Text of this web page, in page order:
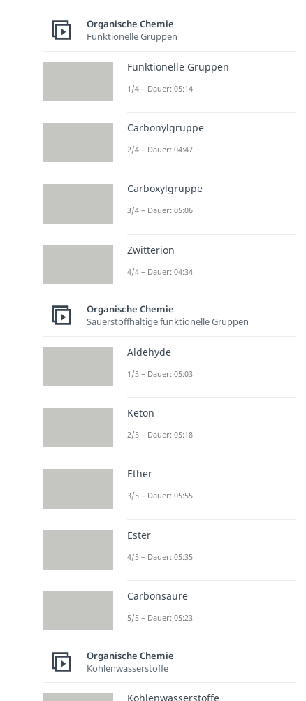
Organische Chemie
Funktionelle Gruppen
Funktionelle Gruppen
1/4 – Dauer: 05:14
Carbonylgruppe
2/4 – Dauer: 04:47
Carboxylgruppe
3/4 – Dauer: 05:06
Zwitterion
4/4 – Dauer: 04:34
Organische Chemie
Sauerstoffhaltige funktionelle Gruppen
Aldehyde
1/5 – Dauer: 05:03
Keton
2/5 – Dauer: 05:18
Ether
3/5 – Dauer: 05:55
Ester
4/5 – Dauer: 05:35
Carbonsäure
5/5 – Dauer: 05:23
Organische Chemie
Kohlenwasserstoffe
Kohlenwasserstoffe